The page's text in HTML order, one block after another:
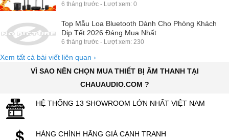
6 tháng trước - Lượt xem: 0
Top Mẫu Loa Bluetooth Dành Cho Phòng Khách
Dịp Tết 2026 Đáng Mua Nhất
6 tháng trước - Lượt xem: 230
Xem tất cả bài viết liên quan ›
VÌ SAO NÊN CHỌN MUA THIẾT BỊ ÂM THANH TẠI
CHAUAUDIO.COM ?
HỆ THỐNG 13 SHOWROOM LỚN NHẤT VIỆT NAM
HÀNG CHÍNH HÃNG GIÁ CẠNH TRANH